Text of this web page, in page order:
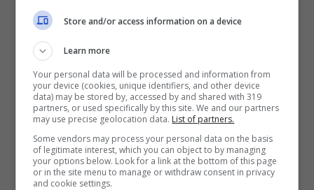
I requisiti per accedere (Fonte: Pixabay)
Allo scopo di contrastare eventuali situazioni di
Store and/or access information on a device
Learn more
Your personal data will be processed and information from
your device (cookies, unique identifiers, and other device
data) may be stored by, accessed by and shared with 319
partners, or used specifically by this site. We and our partners
may use precise geolocation data. List of partners.
Some vendors may process your personal data on the basis
of legitimate interest, which you can object to by managing
your options below. Look for a link at the bottom of this page
or in the site menu to manage or withdraw consent in privacy
and cookie settings.